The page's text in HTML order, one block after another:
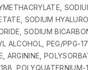
SODIUM
SODIUM
ALCOHOL, PEG/PPG-
ARGININE,
POLYQUATERNIUM-